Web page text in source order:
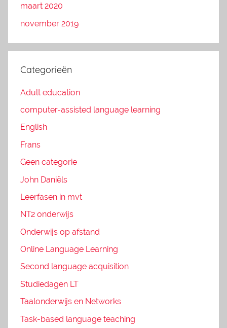
maart 2020
november 2019
Categorieën
Adult education
computer-assisted language learning
English
Frans
Geen categorie
John Daniëls
Leerfasen in mvt
NT2 onderwijs
Onderwijs op afstand
Online Language Learning
Second language acquisition
Studiedagen LT
Taalonderwijs en Networks
Task-based language teaching